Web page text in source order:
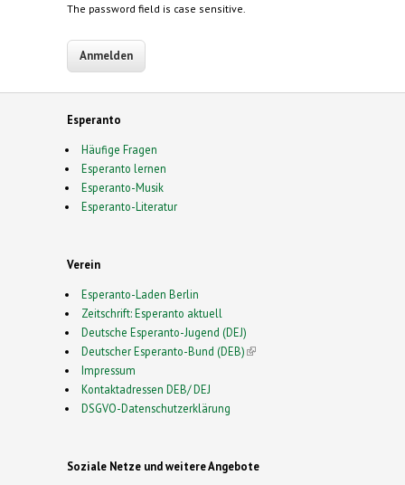
The password field is case sensitive.
Esperanto
Häufige Fragen
Esperanto lernen
Esperanto-Musik
Esperanto-Literatur
Verein
Esperanto-Laden Berlin
Zeitschrift: Esperanto aktuell
Deutsche Esperanto-Jugend (DEJ)
Deutscher Esperanto-Bund (DEB)(link is external)
Impressum
Kontaktadressen DEB/ DEJ
DSGVO-Datenschutzerklärung
Soziale Netze und weitere Angebote